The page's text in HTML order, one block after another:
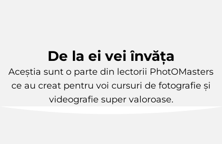
De la ei vei învăța
Aceștia sunt o parte din lectorii PhotOMasters
ce au creat pentru voi cursuri de fotografie și
videografie super valoroase.